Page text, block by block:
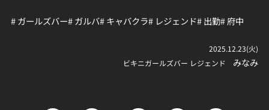
# ガールズバー# ガルバ# キャバクラ# レジェンド# 出勤# 府中
2025.12.23(火)
ビキニガールズバー レジェンド
みなみ